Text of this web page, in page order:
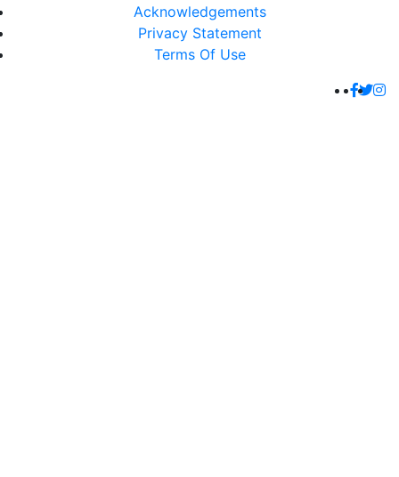
Acknowledgements
Privacy Statement
Terms Of Use